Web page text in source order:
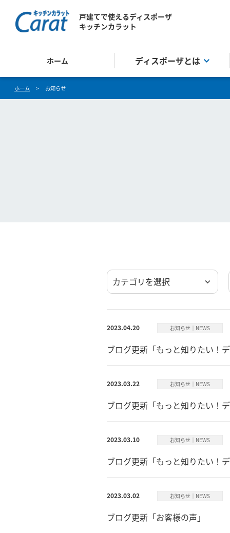
戸建てで使えるディスポーザ
キッチンカラット
ホーム ディスポーザとは
ホーム > お知らせ
カテゴリを選択
2023.04.20 お知らせ｜NEWS
ブログ更新「もっと知りたい！
2023.03.22 お知らせ｜NEWS
ブログ更新「もっと知りたい！
2023.03.10 お知らせ｜NEWS
ブログ更新「もっと知りたい！
2023.03.02 お知らせ｜NEWS
ブログ更新「お客様の声」